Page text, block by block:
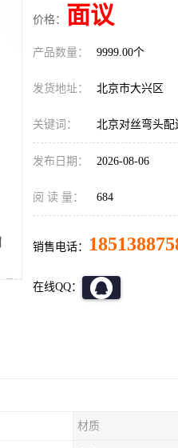
价格： 面议
产品数量： 9999.00个
发货地址： 北京市大兴区
关键词： 北京对丝弯头配
发布日期： 2026-08-06
阅 读 量： 684
销售电话：
在线QQ：
材质